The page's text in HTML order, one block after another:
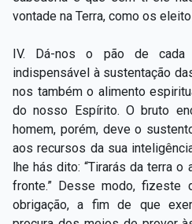
vontade na Terra, como os
IV. Dá-nos o pão de cada
indispensável à sustentação
nos também o alimento
do nosso Espírito. O bruto
homem, porém, deve o
aos recursos da sua
lhe hás dito: “Tirarás da terra
fronte.” Desse modo, fizeste
obrigação, a fim de que